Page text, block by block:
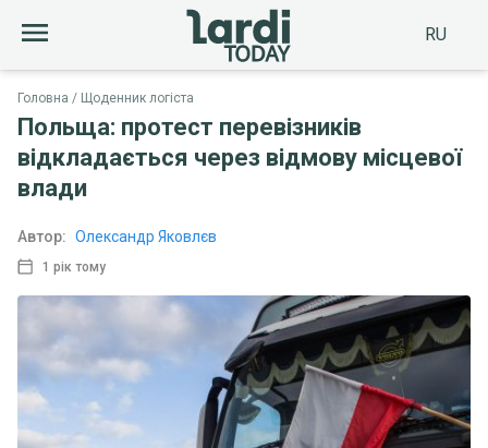
RU
Головна Щоденник логіста
Польща: протест перевізників
відкладається через відмову місцевої
влади
1 рік тому
Автор: Олександр Яковлєв